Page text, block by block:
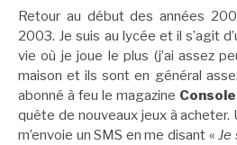
Retour au début des années
2003. Je suis au lycée et il s’agit
vie où je joue le plus (j’ai assez
maison et ils sont en général
abonné à feu le magazine
quête de nouveaux jeux à acheter.
m’envoie un SMS en me disant «Je